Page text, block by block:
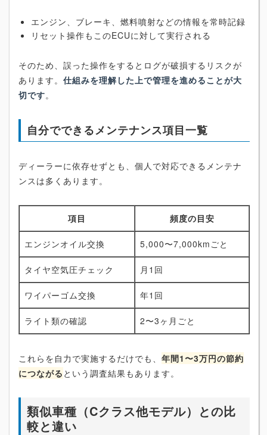
エンジン、ブレーキ、燃料噴射などの情報を常時記録
リセット操作もこのECUに対して実行される
そのため、誤った操作をするとログが破損するリスクが
あります。 仕組みを理解した上で管理を進めることが大
切です。
自分でできるメンテナンス項目一覧
ディーラーに依存せずとも、個人で対応できるメンテナ
ンスは多くあります。
項目 頻度の目安
エンジンオイル交換 5,000〜7,000kmごと
タイヤ空気圧チェック 月1回
ワイパーゴム交換 年1回
ライト類の確認 2〜3ヶ月ごと
これらを自力で実施するだけでも、 年間1〜3万円の節約
につながる という調査結果もあります。
類似車種（Cクラス他モデル）との比
較と違い